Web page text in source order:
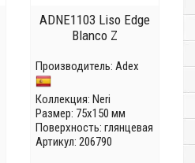
ADNE1103 Liso Edge
Blanco Z
Производитель: Adex
Коллекция: Neri
Размер: 75x150 мм
Поверхность: глянцевая
Артикул: 206790